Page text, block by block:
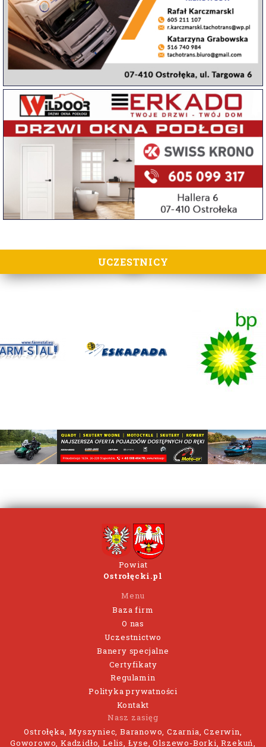
UCZESTNICY
Powiat
Ostrołęcki.pl
Menu
Baza firm
O nas
Uczestnictwo
Banery specjalne
Certyfikaty
Regulamin
Polityka prywatności
Kontakt
Nasz zasięg
Ostrołęka, Myszyniec, Baranowo, Czarnia, Czerwin,
Goworowo, Kadzidło, Lelis, Łyse, Olszewo-Borki, Rzekuń,